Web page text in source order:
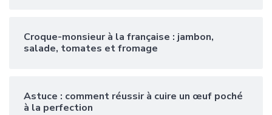
Croque-monsieur à la française : jambon,
salade, tomates et fromage
Astuce : comment réussir à cuire un œuf poché
à la perfection